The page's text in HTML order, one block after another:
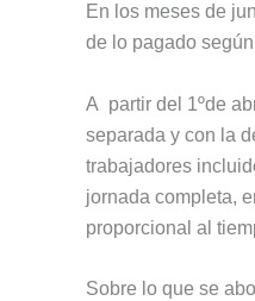
En los meses de
de lo pagado
A partir del 1ºde
separada y con la
trabajadores
jornada completa,
proporcional al
Sobre lo que se